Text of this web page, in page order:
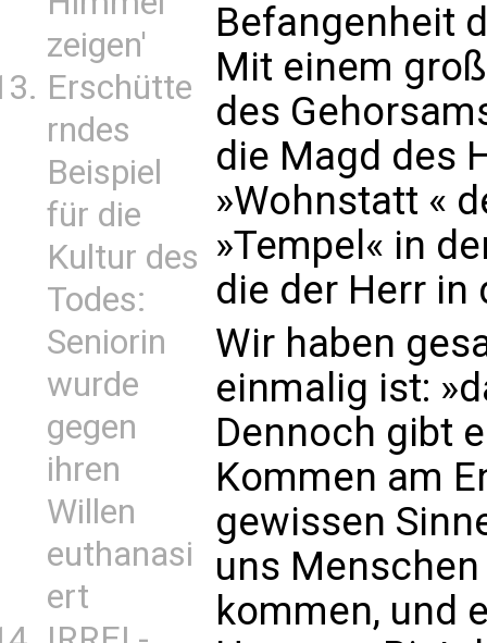
zeigen'
Erschütte
rndes
Beispiel
für die
Kultur des
Todes:
Seniorin
wurde
gegen
ihren
Willen
euthanasi
ert
Befangenheit
Mit einem
des
die Magd des
»Wohnstatt «
»Tempel« in
die der Herr in
Wir haben
einmalig ist:
Dennoch gibt
Kommen am
gewissen
uns
kommen, und